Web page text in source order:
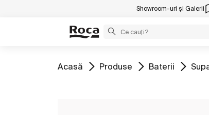
Showroom-uri și Galerii
Mergeți la
Acasă Mergeți la
Produse Mergeți la
Baterii